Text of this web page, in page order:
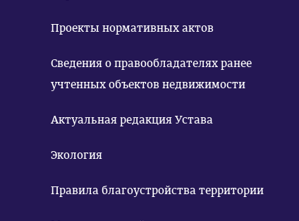
Проекты нормативных актов
Сведения о правообладателях ранее
учтенных объектов недвижимости
Актуальная редакция Устава
Экология
Правила благоустройства территории